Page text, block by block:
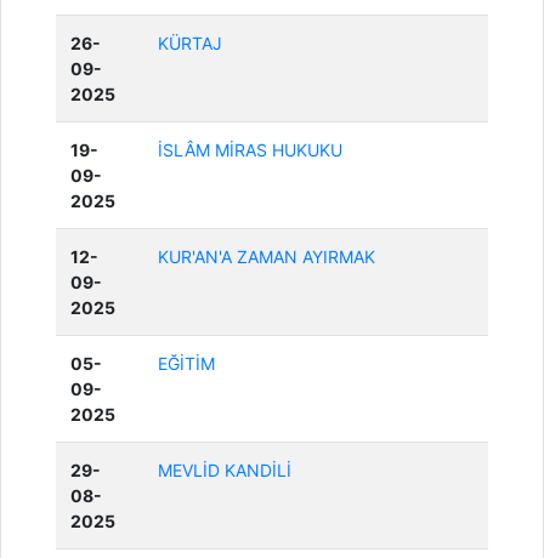
26-
09-
2025
KÜRTAJ
19-
09-
2025
İSLÂM MİRAS HUKUKU
12-
09-
2025
KUR'AN'A ZAMAN AYIRMAK
05-
09-
2025
EĞİTİM
29-
08-
2025
MEVLİD KANDİLİ